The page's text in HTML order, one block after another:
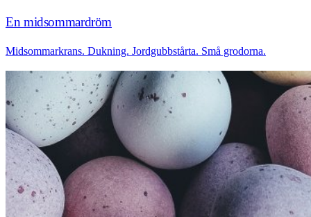
En midsommardröm
Midsommarkrans. Dukning. Jordgubbstårta. Små grodorna.